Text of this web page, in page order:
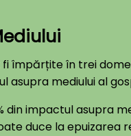
împărțite în trei
asupra mediului al
din impactul asupra
duce la epuizarea